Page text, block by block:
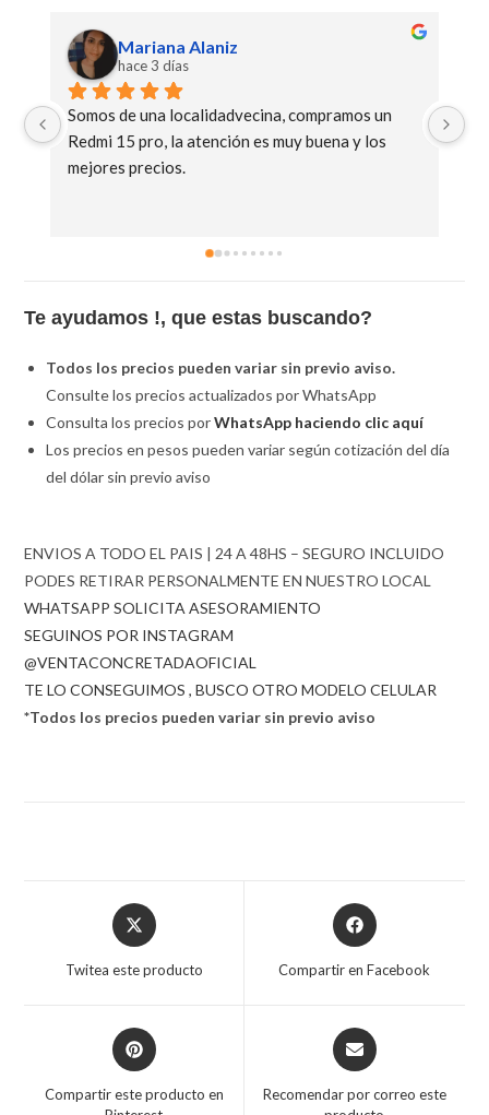
Mariana Alaniz
hace 3 días
Somos de una localidadvecina, compramos un
Redmi 15 pro, la atención es muy buena y los
mejores precios.
Te ayudamos !, que estas buscando?
Todos los precios pueden variar sin previo aviso.
Consulte los precios actualizados por WhatsApp
Consulta los precios porWhatsApp haciendo clic aquí
Los precios en pesos pueden variar según cotización del día
del dólar sin previo aviso
ENVIOS A TODO EL PAIS | 24 A 48HS – SEGURO INCLUIDO
PODES RETIRAR PERSONALMENTE EN NUESTRO LOCAL
WHATSAPP SOLICITA ASESORAMIENTO
SEGUINOS POR INSTAGRAM
@VENTACONCRETADAOFICIAL
TE LO CONSEGUIMOS , BUSCO OTRO MODELO CELULAR
*Todos los precios pueden variar sin previo aviso
Opens
in
Twitea este producto
Opens
in
Compartir en Facebook
Opens
in
new
Compartir este producto en
Opens
in
new
Recomendar por correo este